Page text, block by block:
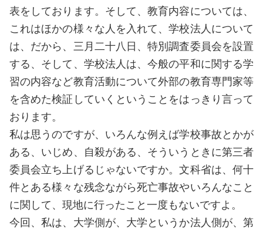
表をしております。そして、教育内容については、
これはほかの様々な人を入れて、学校法人について
は、だから、三月二十八日、特別調査委員会を設置
する、そして、学校法人は、今般の平和に関する学
習の内容など教育活動について外部の教育専門家等
を含めた検証していくということをはっきり言って
おります。
私は思うのですが、いろんな例えば学校事故とかが
ある、いじめ、自殺がある、そういうときに第三者
委員会立ち上げるじゃないですか。文科省は、何十
件とある様々な残念ながら死亡事故やいろんなこと
に関して、現地に行ったこと一度もないですよ。
今回、私は、大学側が、大学というか法人側が、第